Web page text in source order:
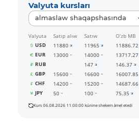
Valyuta kursları
almaslaw shaqapshasında
Valyuta Satıp alıw Satıw
O‘zb MB
USD
11880 11965
11886.72
EUR
13000 14000
13717.27
RUB
147
146.37
GBP
15600 16600
16007.85
CHF
14200 15200
14687.66
JPY
50 100 75.35
Kurs 06.08.2026 11:00:00 kúnine shekem ámel etedi